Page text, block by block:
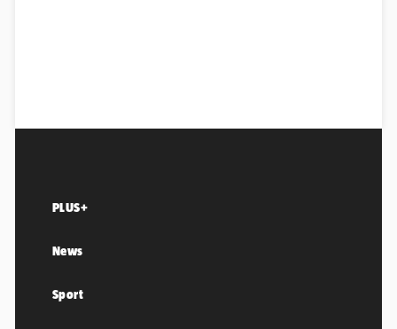
PLUS+
News
Sport